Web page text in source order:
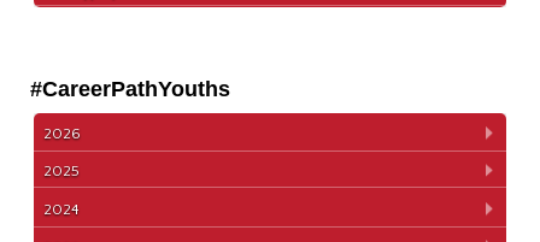
#CareerPathYouths
2026
2025
2024